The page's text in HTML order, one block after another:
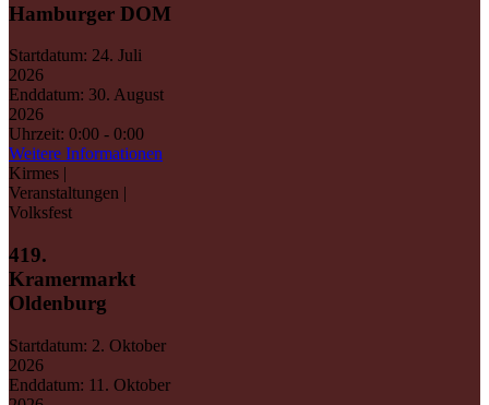
Hamburger DOM
Startdatum: 24. Juli
2026
Enddatum: 30. August
2026
Uhrzeit: 0:00 - 0:00
Weitere Informationen
Kirmes |
Veranstaltungen |
Volksfest
419.
Kramermarkt
Oldenburg
Startdatum: 2. Oktober
2026
Enddatum: 11. Oktober